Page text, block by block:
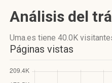
Análisis del
Uma.es tiene 40.0K
Páginas vistas